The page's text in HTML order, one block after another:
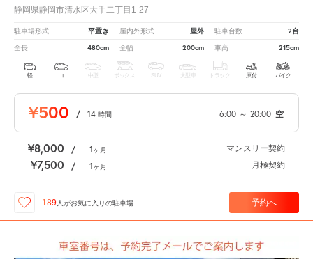
静岡県静岡市清水区大手二丁目1-27
駐車場形式 平置き 屋内外形式 屋外 駐車台数 2台
全長 480cm 全幅 200cm 車高 215cm
軽 コ 中型 ボックス SUV 大型車 トラック 原付 バイク
¥500 / 14 時間 6:00 ～ 20:00 空
¥8,000 / 1ヶ月 マンスリー契約
¥7,500 / 1ヶ月 月極契約
189 人がお気に入りの駐車場 予約へ